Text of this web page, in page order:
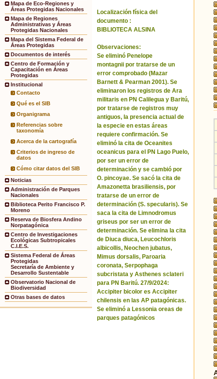
Mapa de Eco-Regiones y
Áreas Protegidas Nacionales
Mapa de Regiones
Administrativas y Áreas
Protegidas Nacionales
Mapa del Sistema Federal de
Áreas Protegidas
Documentos de interés
Centro de Formación y
Capacitación en Áreas
Protegidas
Institucional
Contacto
Qué es el SIB
Organigrama
Referencias sobre
taxonomía
Acerca de la cartografía
Criterios de ingreso de
datos
Cómo citar datos del SIB
Noticias
Administración de Parques
Nacionales
Biblioteca Perito Francisco P.
Moreno
Reserva de Biosfera Andino
Norpatagónica
Centro de Investigaciones
Ecológicas Subtropicales
C.I.E.S.
Sistema Federal de Áreas
Protegidas
Secretaría de Ambiente y
Desarrollo Sustentable
Observatorio Nacional de
Biodiversidad
Otras bases de datos
Localización física del
documento :
BIBLIOTECA ALSINA
Observaciones:
Se eliminó Penelope
montagnii por tratarse de un
error comprobado (Mazar
Barnett & Pearman 2001). Se
eliminaron los registros de Ara
militaris en PN Calilegua y Baritú,
por tratarse de registros muy
antiguos, la presencia actual de
la especie en estas áreas
requiere confirmación. Se
eliminó la cita de Oceanites
oceanicus para el PN Lago Puelo,
por ser un error de
determinación y se cambió por
O. pincoyae. Se sacó la cita de
Amazonetta brasiliensis, por
tratarse de un error de
determinación (S. specularis). Se
saca la cita de Limnodromus
griseus por ser un error de
determinación. Se elimina la cita
de Diuca diuca, Leucochloris
albicollis, Neochen jubatus,
Mimus dorsalis, Paroaria
coronata, Serpophaga
subcristata y Asthenes sclateri
para PN Baritú. 27/9/2024:
Accipiter bicolor es Accipiter
chilensis en las AP patagónicas.
Se eliminó a Lessonia oreas de
parques patagónicos